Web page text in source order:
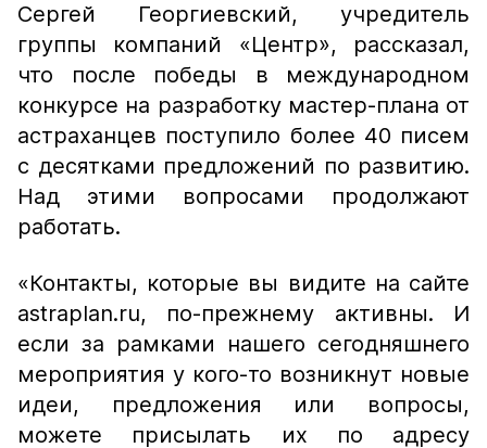
Сергей Георгиевский, учредитель
группы компаний «Центр», рассказал,
что после победы в международном
конкурсе на разработку мастер-плана от
астраханцев поступило более 40 писем
с десятками предложений по развитию.
Над этими вопросами продолжают
работать.
«Контакты, которые вы видите на сайте
astraplan.ru, по-прежнему активны. И
если за рамками нашего сегодняшнего
мероприятия у кого-то возникнут новые
идеи, предложения или вопросы,
можете присылать их по адресу